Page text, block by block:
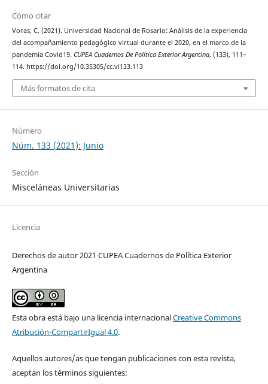
Cómo citar
Voras, C. (2021). Universidad Nacional de Rosario: Análisis de la experiencia
del acompañamiento pedagógico virtual durante el 2020, en el marco de la
pandemia Covid19. CUPEA Cuadernos De Política Exterior Argentina, (133), 111–
114. https://doi.org/10.35305/cc.vi133.113
Más formatos de cita
Número
Núm. 133 (2021): Junio
Sección
Misceláneas Universitarias
Licencia
Derechos de autor 2021 CUPEA Cuadernos de Política Exterior
Argentina
Esta obra está bajo una licencia internacionalCreative Commons
Atribución-CompartirIgual 4.0.
Aquellos autores/as que tengan publicaciones con esta revista,
aceptan los términos siguientes: